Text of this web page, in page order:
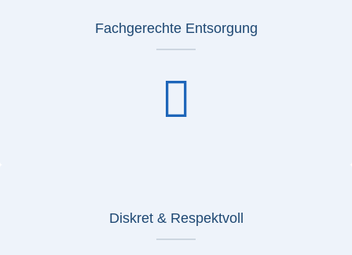
Fachgerechte Entsorgung
Diskret & Respektvoll